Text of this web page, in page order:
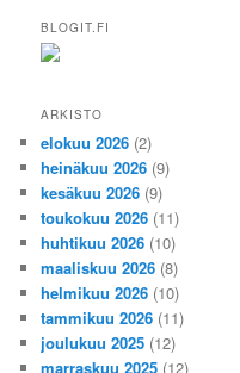
BLOGIT.FI
ARKISTO
elokuu 2026 (2)
heinäkuu 2026 (9)
kesäkuu 2026 (9)
toukokuu 2026 (11)
huhtikuu 2026 (10)
maaliskuu 2026 (8)
helmikuu 2026 (10)
tammikuu 2026 (11)
joulukuu 2025 (12)
marraskuu 2025 (12)